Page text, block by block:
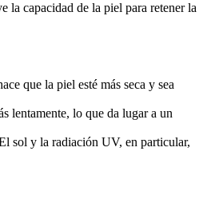
la capacidad de la piel para retener la
que la piel esté más seca y sea
lentamente, lo que da lugar a un
sol y la radiación UV, en particular,